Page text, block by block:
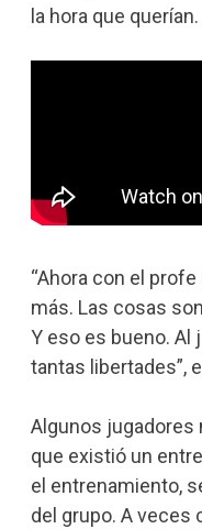
la hora que querían.
“Ahora con el
más. Las cosas
Y eso es bueno. Al
tantas libertades”,
Algunos
que existió un
el entrenamiento,
del grupo. A veces